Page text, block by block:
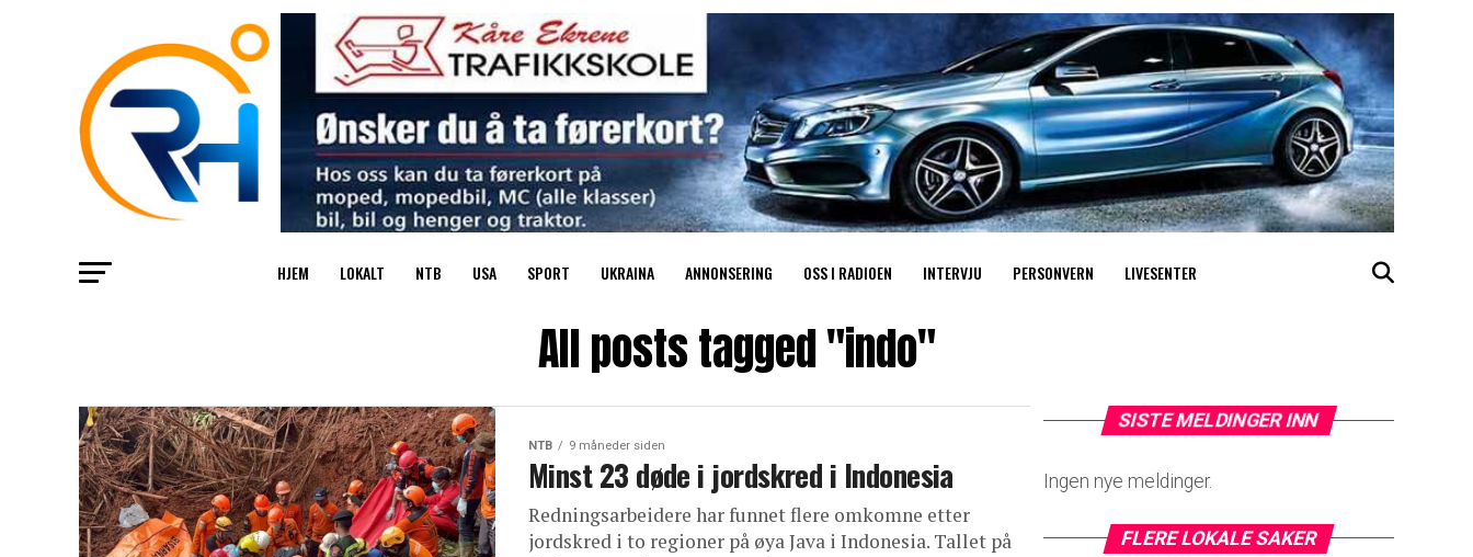
HJEM LOKALT NTB USA SPORT UKRAINA ANNONSERING OSS I RADIOEN INTERVJU PERSONVERN LIVESENTER
All posts tagged "indo"
NTB 9 måneder siden
Minst 23 døde i jordskred i Indonesia
Redningsarbeidere har funnet flere omkomne etter
jordskred i to regioner på øya Java i Indonesia. Tallet på
SISTE MELDINGER INN
Ingen nye meldinger.
FLERE LOKALE SAKER